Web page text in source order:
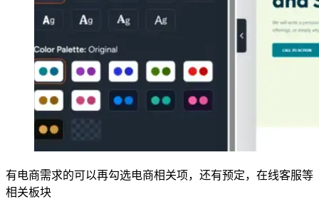
有电商需求的可以再勾选电商相关项，还有预定，在线客服等
相关板块